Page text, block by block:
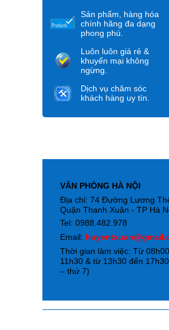
Sản phẩm, hàng hóa
chính hãng đa dạng
phong phú.
Luôn luôn giá rẻ &
khuyến mại không
ngừng.
Dịch vụ chăm sóc
khách hàng uy tín.
VĂN PHÒNG HÀ NỘI
Địa chỉ: 74 Đường Lương
Quận Thanh Xuân - TP Hà
Tel: 0988.482.978
Email:
Thời gian làm việc: Từ
11h30 & từ 13h30 đến
– thứ 7)